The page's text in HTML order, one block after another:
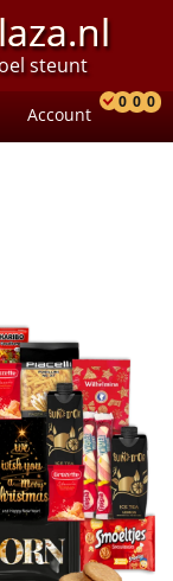
steunt
Account
0 0 0